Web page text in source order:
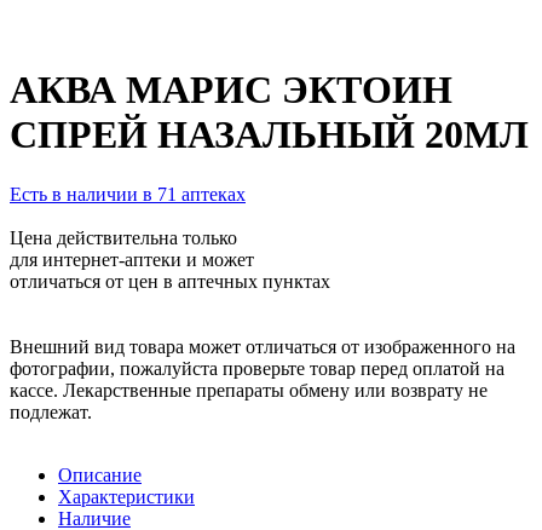
АКВА МАРИС ЭКТОИН
СПРЕЙ НАЗАЛЬНЫЙ 20МЛ
Есть в наличии в 71 аптеках
Цена действительна только
для интернет-аптеки и может
отличаться от цен в аптечных пунктах
Внешний вид товара может отличаться от изображенного на
фотографии, пожалуйста проверьте товар перед оплатой на
кассе. Лекарственные препараты обмену или возврату не
подлежат.
Описание
Характеристики
Наличие